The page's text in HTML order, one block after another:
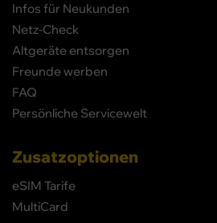
Infos für Neukunden
Netz-Check
Altgeräte entsorgen
Freunde werben
FAQ
Persönliche Servicewelt
Zusatzoptionen
eSIM Tarife
MultiCard